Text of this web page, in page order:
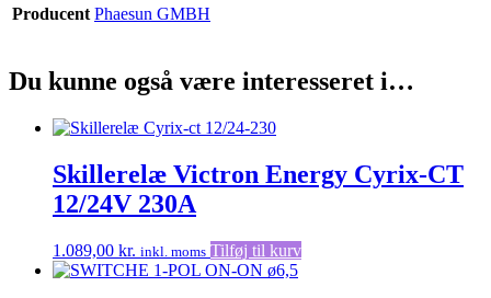
Producent Phaesun GMBH
Du kunne også være interesseret i…
Skillerelæ Victron Energy Cyrix-CT
12/24V 230A
1.089,00 kr. inkl. moms Tilføj til kurv